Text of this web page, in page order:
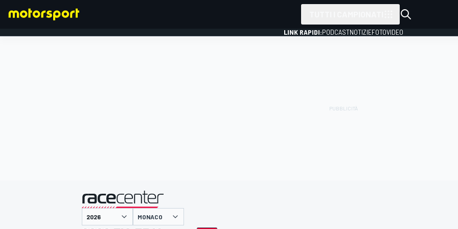
LINK RAPIDI:PODCASTNOTIZIEFOTOVIDEO
presentato da
MONACO